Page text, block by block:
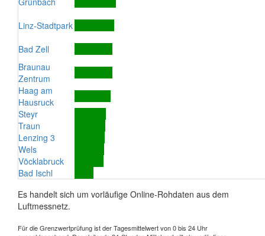
Linz-Stadtpark
Bad Zell
Braunau
Zentrum
Haag am
Hausruck
Steyr
Traun
Lenzing 3
Wels
Vöcklabruck
Bad Ischl
Es handelt sich um vorläufige Online-Rohdaten aus dem
Luftmessnetz.
Für die Grenzwertprüfung ist der Tagesmittelwert von 0 bis 24 Uhr